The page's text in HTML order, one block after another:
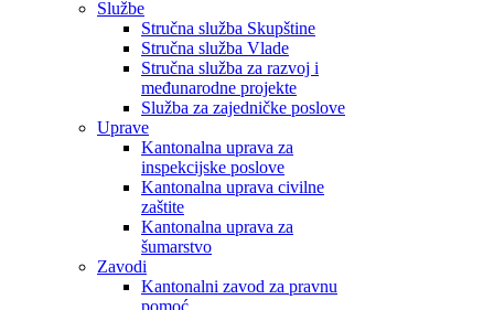
Službe
Stručna služba Skupštine
Stručna služba Vlade
Stručna služba za razvoj i
međunarodne projekte
Služba za zajedničke poslove
Uprave
Kantonalna uprava za
inspekcijske poslove
Kantonalna uprava civilne
zaštite
Kantonalna uprava za
šumarstvo
Zavodi
Kantonalni zavod za pravnu
pomoć